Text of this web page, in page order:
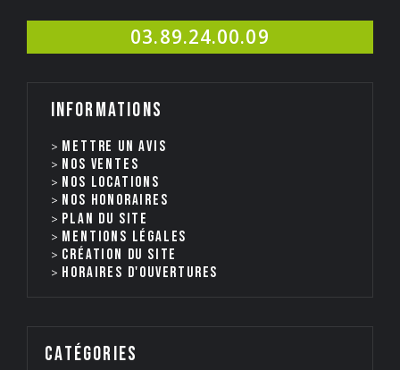
03.89.24.00.09
Informations
Mettre un avis
Nos ventes
nos locations
Nos honoraires
Plan du site
Mentions légales
Création du site
Horaires d'ouvertures
catégories